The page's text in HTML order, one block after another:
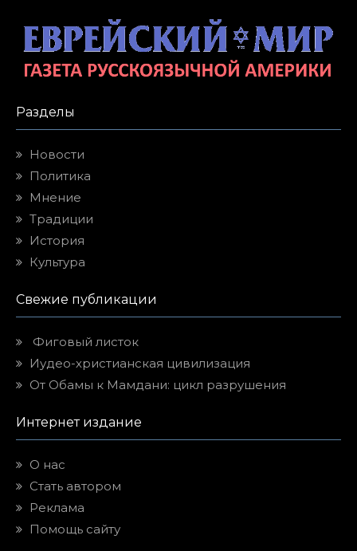
Разделы
Новости
Политика
Мнение
Традиции
История
Культура
Свежие публикации
Фиговый листок
Иудео-христианская цивилизация
От Обамы к Мамдани: цикл разрушения
Интернет издание
О нас
Стать автором
Реклама
Помощь сайту